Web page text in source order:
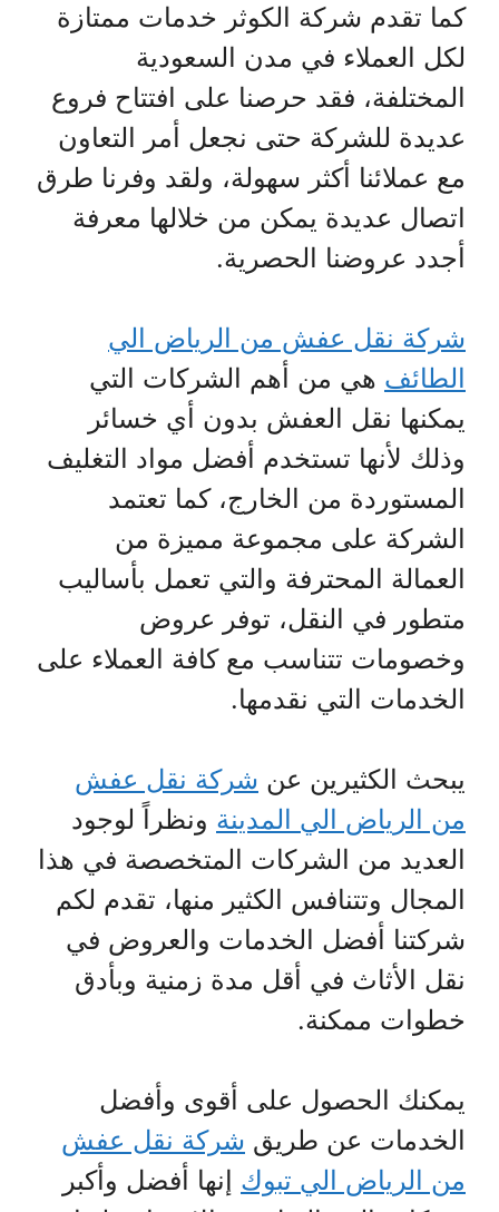
كما تقدم شركة الكوثر خدمات ممتازة
لكل العملاء في مدن السعودية
المختلفة، فقد حرصنا على افتتاح فروع
عديدة للشركة حتى نجعل أمر التعاون
مع عملائنا أكثر سهولة، ولقد وفرنا طرق
اتصال عديدة يمكن من خلالها معرفة
أجدد عروضنا الحصرية.
شركة نقل عفش من الرياض الي
الطائف هي من أهم الشركات التي
يمكنها نقل العفش بدون أي خسائر
وذلك لأنها تستخدم أفضل مواد التغليف
المستوردة من الخارج، كما تعتمد
الشركة على مجموعة مميزة من
العمالة المحترفة والتي تعمل بأساليب
متطور في النقل، توفر عروض
وخصومات تتناسب مع كافة العملاء على
الخدمات التي نقدمها.
يبحث الكثيرين عن شركة نقل عفش
من الرياض الي المدينة ونظراً لوجود
العديد من الشركات المتخصصة في هذا
المجال وتتنافس الكثير منها، تقدم لكم
شركتنا أفضل الخدمات والعروض في
نقل الأثاث في أقل مدة زمنية وبأدق
خطوات ممكنة.
يمكنك الحصول على أقوى وأفضل
الخدمات عن طريق شركة نقل عفش
من الرياض الي تبوك إنها أفضل وأكبر